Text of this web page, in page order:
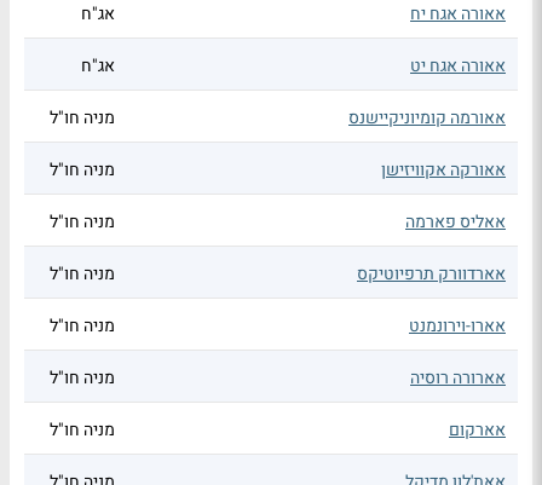
אאורה אגח יח אג"ח
אאורה אגח יט אג"ח
אאורמה קומיוניקיישנס מניה חו"ל
אאורקה אקוויזישן מניה חו"ל
אאליס פארמה מניה חו"ל
אארדוורק תרפיוטיקס מניה חו"ל
אארו-וירונמנט מניה חו"ל
אארורה רוסיה מניה חו"ל
אארקום מניה חו"ל